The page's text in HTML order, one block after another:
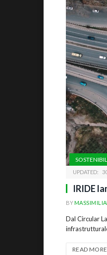
UPDATED:
IRIDE
BY
Dal Circular
READ MORE